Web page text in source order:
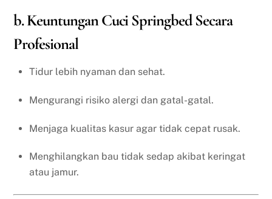
b. Keuntungan Cuci Springbed Secara
Profesional
Tidur lebih nyaman dan sehat.
Mengurangi risiko alergi dan gatal-gatal.
Menjaga kualitas kasur agar tidak cepat rusak.
Menghilangkan bau tidak sedap akibat keringat
atau jamur.